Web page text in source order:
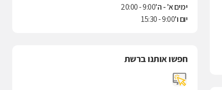
ימים א' - ה'9:00 - 20:00
יום ו'9:00 - 15:30
חפשו אותנו ברשת